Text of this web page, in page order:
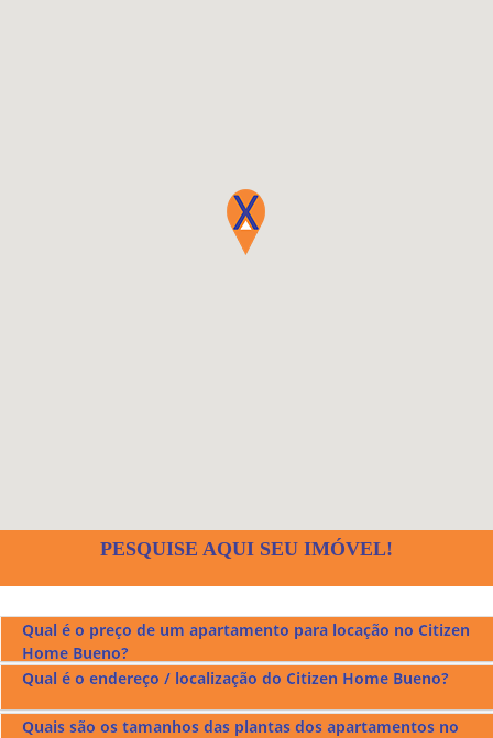
PESQUISE AQUI SEU IMÓVEL!
Qual é o preço de um apartamento para locação no Citizen
Home Bueno?
Citizen Home Buenofica em r$7.500,00.
Qual é o endereço / localização do Citizen Home Bueno?
Quais são os tamanhos das plantas dos apartamentos no